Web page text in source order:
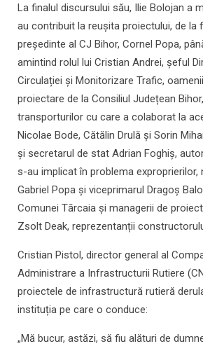
La finalul discursului său, Ilie Bolojan a
au contribuit la reușita proiectului, de la
președinte al CJ Bihor, Cornel Popa,
amintind rolul lui Cristian Andrei, șeful
Circulației și Monitorizare Trafic,
proiectare de la Consiliul Județean
transporturilor cu care a colaborat la
Nicolae Bode, Cătălin Drulă și Sorin
și secretarul de stat Adrian Foghiș,
s-au implicat în problema exproprierilor,
Gabriel Popa și viceprimarul Dragoș
Comunei Tărcaia și managerii de
Zsolt Deak, reprezentanții
Cristian Pistol, director general al
Administrare a Infrastructurii Rutiere
proiectele de infrastructură rutieră
instituția pe care o conduce:
„Mă bucur, astăzi, să fiu alături de